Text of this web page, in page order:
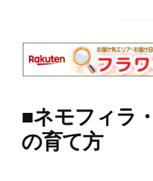
■ネモフィラ
の育て方